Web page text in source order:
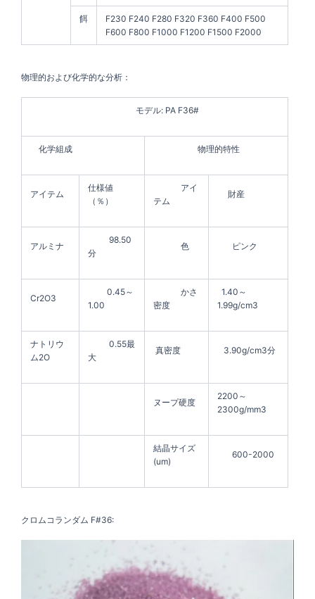
餌
F230 F240 F280 F320 F360 F400 F500
F600 F800 F1000 F1200 F1500 F2000
物理的および化学的な分析：
モデル: PA F36#
化学組成 物理的特性
アイテム
仕様値
（％）
アイ
テム
財産
アルミナ
98.50
分
色 ピンク
Cr2O3
0.45～
1.00
かさ
密度
1.40～
1.99g/cm3
ナトリウ
ム2O
0.55最
大
真密度 3.90g/cm3分
ヌープ硬度
2200～
2300g/mm3
結晶サイズ
(um)
600-2000
クロムコランダム F#36: